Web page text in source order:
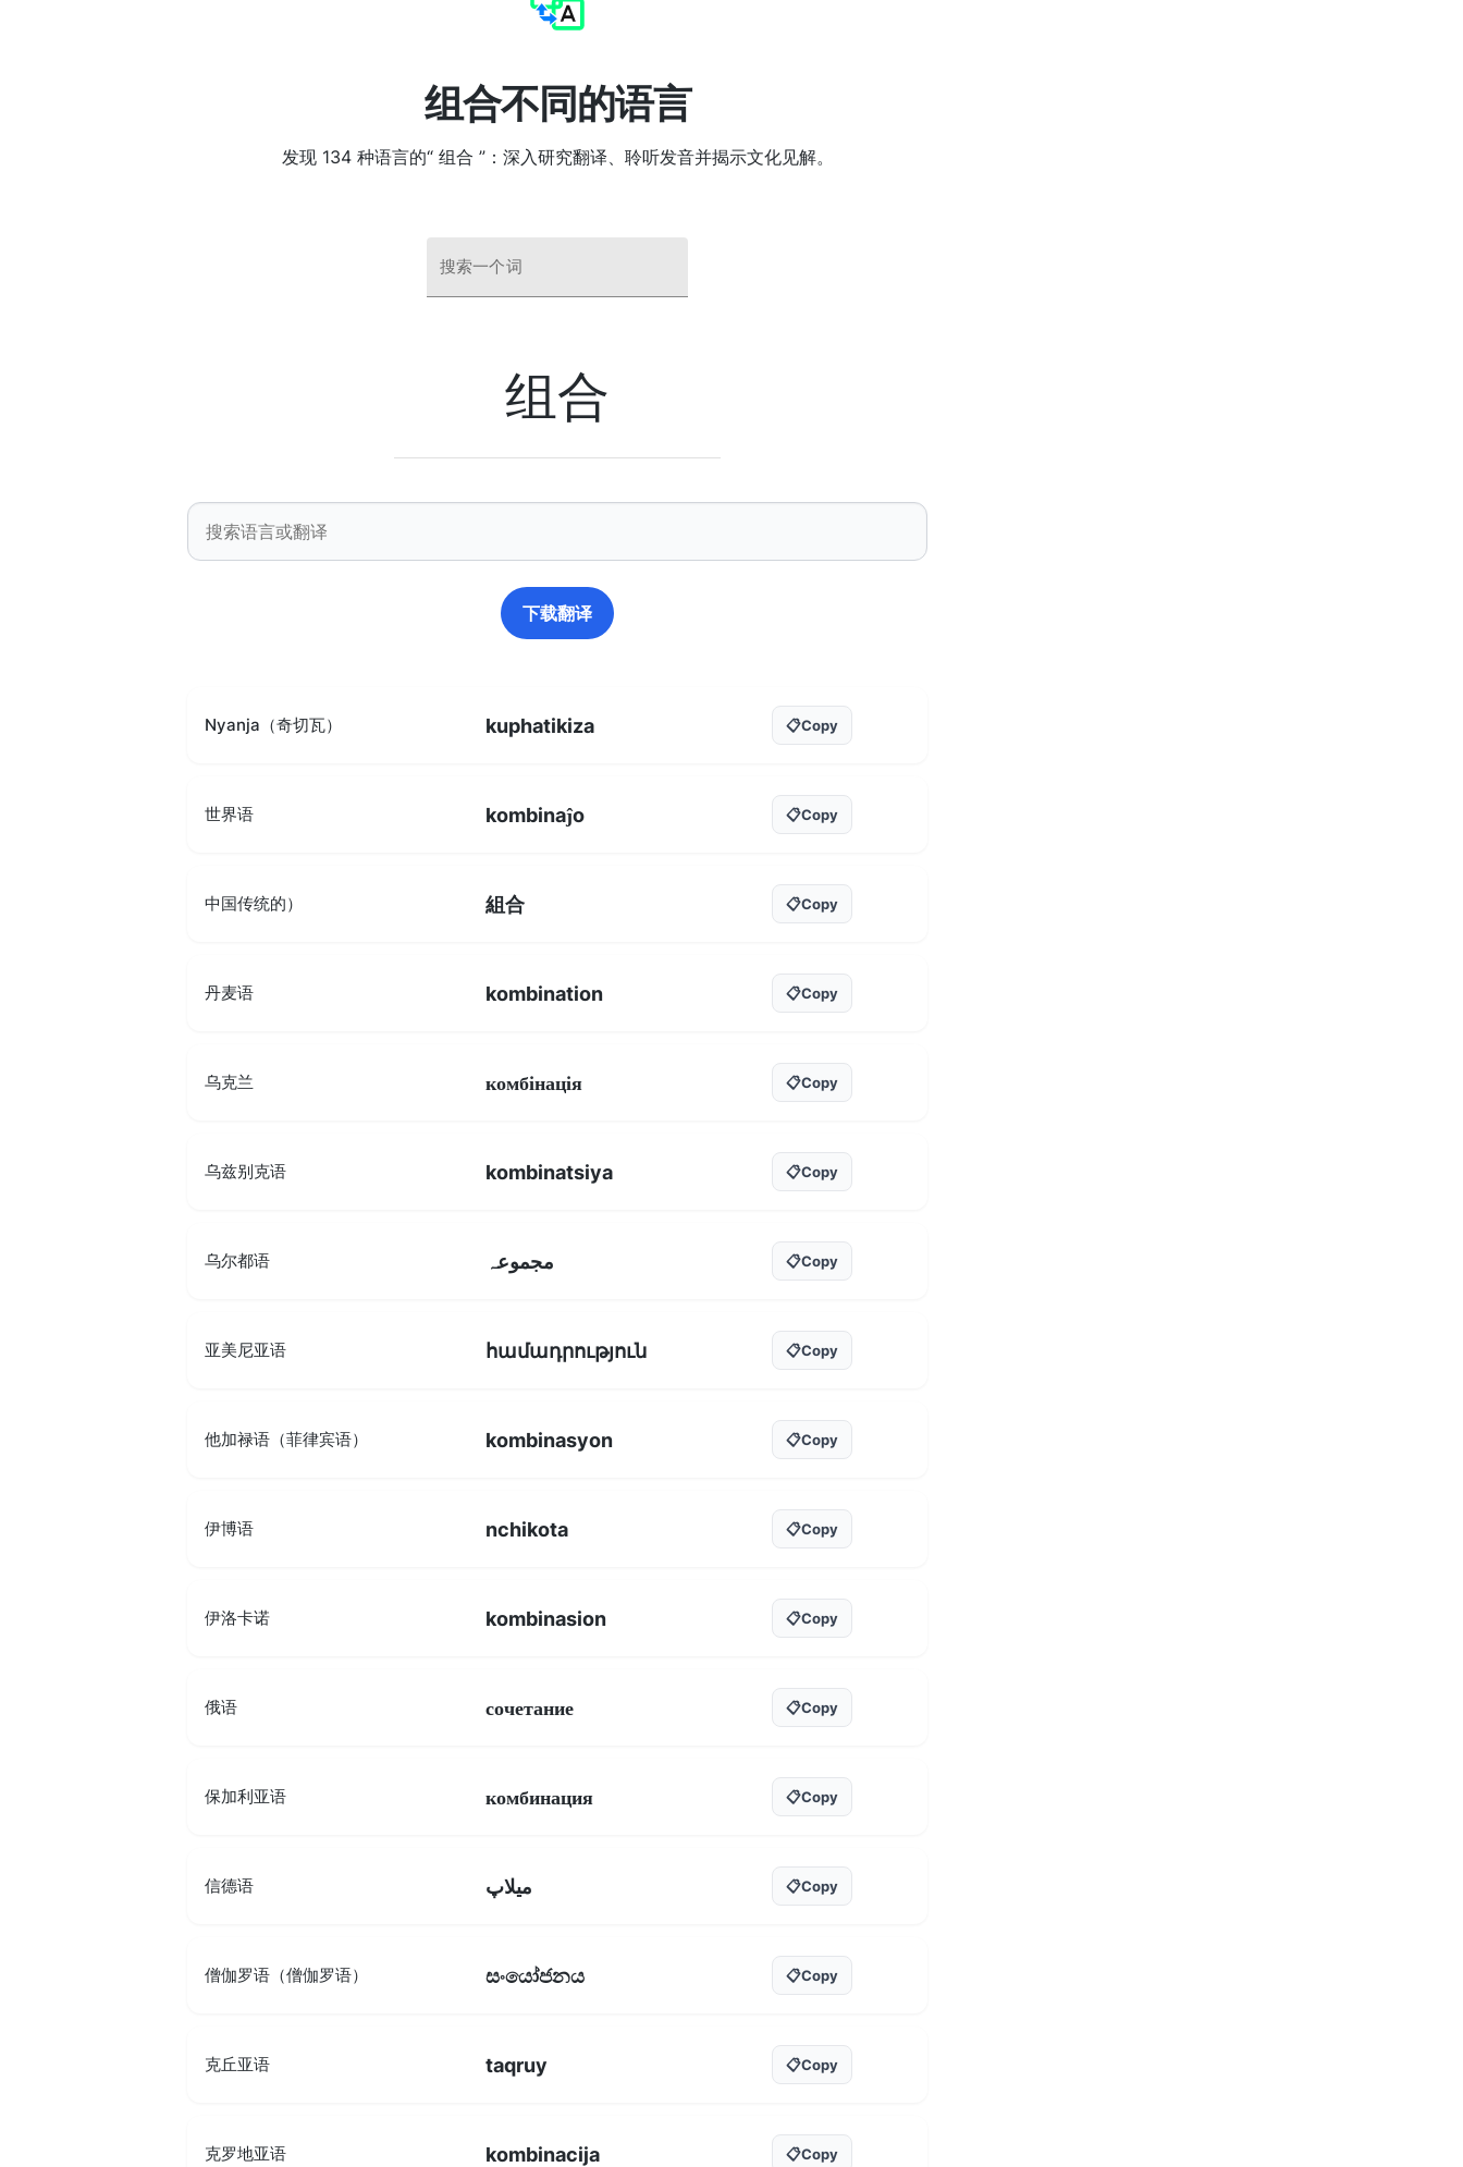
组合不同的语言
发现 134 种语言的“ 组合 ”：深入研究翻译、聆听发音并揭示文化见解。
搜索一个词
组合
下载翻译
Nyanja（奇切瓦） kuphatikiza 📋Copy
世界语 kombinaĵo 📋Copy
中国传统的） 組合 📋Copy
丹麦语 kombination 📋Copy
乌克兰 комбінація 📋Copy
乌兹别克语 kombinatsiya 📋Copy
乌尔都语 مجموعہ 📋Copy
亚美尼亚语 համադրություն 📋Copy
他加禄语（菲律宾语） kombinasyon 📋Copy
伊博语 nchikota 📋Copy
伊洛卡诺 kombinasion 📋Copy
俄语 сочетание 📋Copy
保加利亚语 комбинация 📋Copy
信德语 ميلاپ 📋Copy
僧伽罗语（僧伽罗语） සංයෝජනය 📋Copy
克丘亚语 taqruy 📋Copy
克罗地亚语 kombinacija 📋Copy